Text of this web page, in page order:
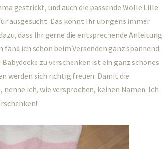
gestrickt, und auch die passende Wolle Lille
ausgesucht. Das könnt Ihr übrigens immer
dass Ihr gerne die entsprechende Anleitung
ich schon beim Versenden ganz spannend
zu verschenken ist ein ganz schönes
werden sich richtig freuen. Damit die
ich, wie versprochen, keinen Namen. Ich